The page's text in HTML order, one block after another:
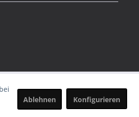
Ablehnen Konfigurieren